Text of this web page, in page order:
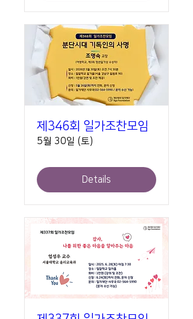
제346회 일가조찬모임
5월 30일 (토)
Details